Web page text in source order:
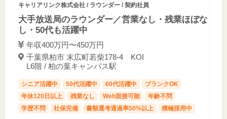
キャリアリンク株式会社/ ラウンダー / 契約社員
大手放送局のラウンダー／営業なし・残業ほぼな
し・50代も活躍中
年収400万円〜450万円
千葉県柏市 末広町若柴178-4 KOI
L6階 / 柏の葉キャンパス駅
シニア活躍中 50代活躍中 60代活躍中
ブランクOK
年休120日以上
残業なし Web面接可能
年齢不問
学歴不問
社保完備 書類選考通過率50%以上 積極採用中